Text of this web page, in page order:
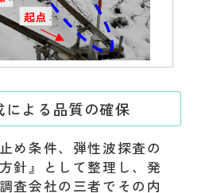
よる品質の確保
め条件、弾性波探査の
針』として整理し、発
査会社の三者でその内